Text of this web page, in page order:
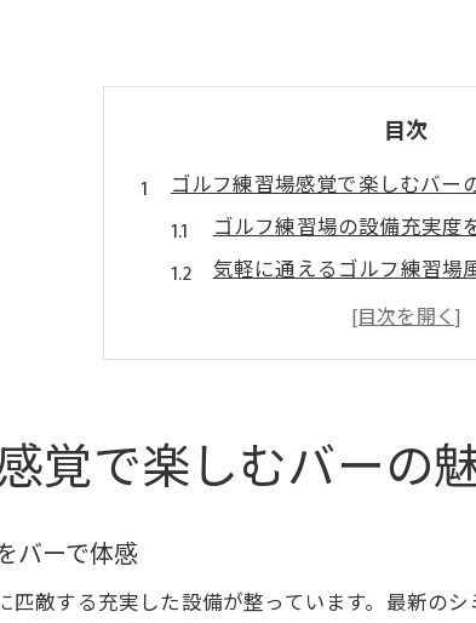
目次
ゴルフ練習場感覚で楽しむバー
ゴルフ練習場の設備充実度
気軽に通えるゴルフ練習場
ゴルフ練習場とバーの融合
ゴルフ練習場利用者も納得
シミュレーションゴルフ体験が
ゴルフ練習場仕様のシミュ
臨場感抜群のゴルフ練習場
覚で楽しむバーの
バーで体感
匹敵する充実した設備が整っています。最新の